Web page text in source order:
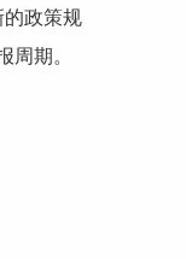
的政策规
周期。